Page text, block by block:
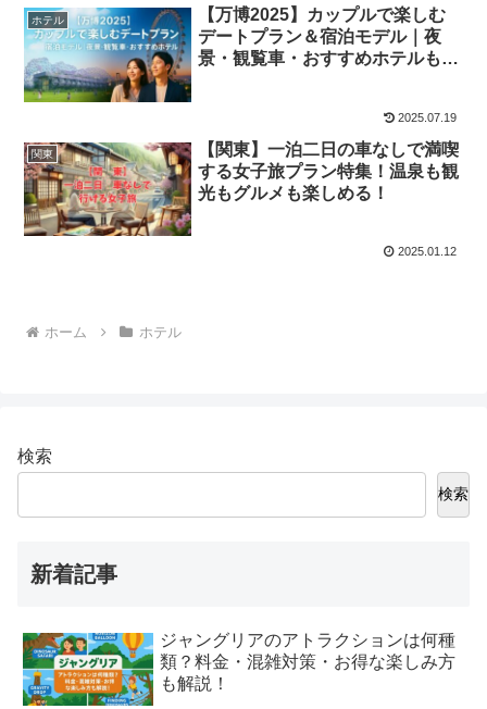
ホテル
【万博2025】カップルで楽しむ
デートプラン＆宿泊モデル｜夜
景・観覧車・おすすめホテルも紹
2025.07.19
関東
【関東】一泊二日の車なしで満喫
する女子旅プラン特集！温泉も観
光もグルメも楽しめる！
2025.01.12
ホーム ホテル
検索
検索
新着記事
ジャングリアのアトラクションは何種
類？料金・混雑対策・お得な楽しみ方
も解説！